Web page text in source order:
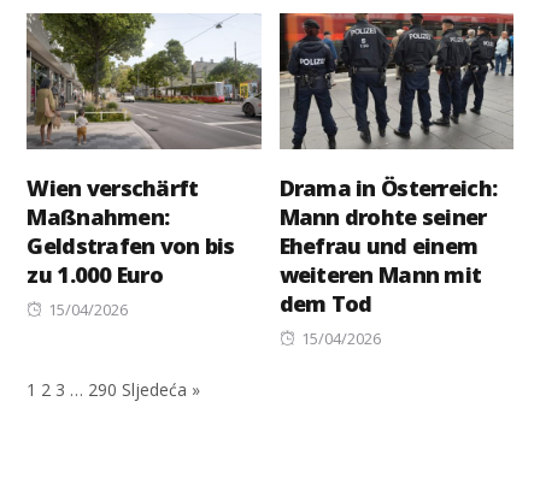
Wien verschärft
Maßnahmen:
Geldstrafen von bis
zu 1.000 Euro
Posted
15/04/2026
Drama in Österreich:
Mann drohte seiner
Ehefrau und einem
weiteren Mann mit
dem Tod
Posted
15/04/2026
1 2 3 … 290 Sljedeća »